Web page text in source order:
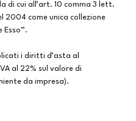
cui all’art. 10 comma 3 lett.
2004 come unica collezione
Esso”.
i diritti d’asta al
al 22% sul valore di
da impresa).